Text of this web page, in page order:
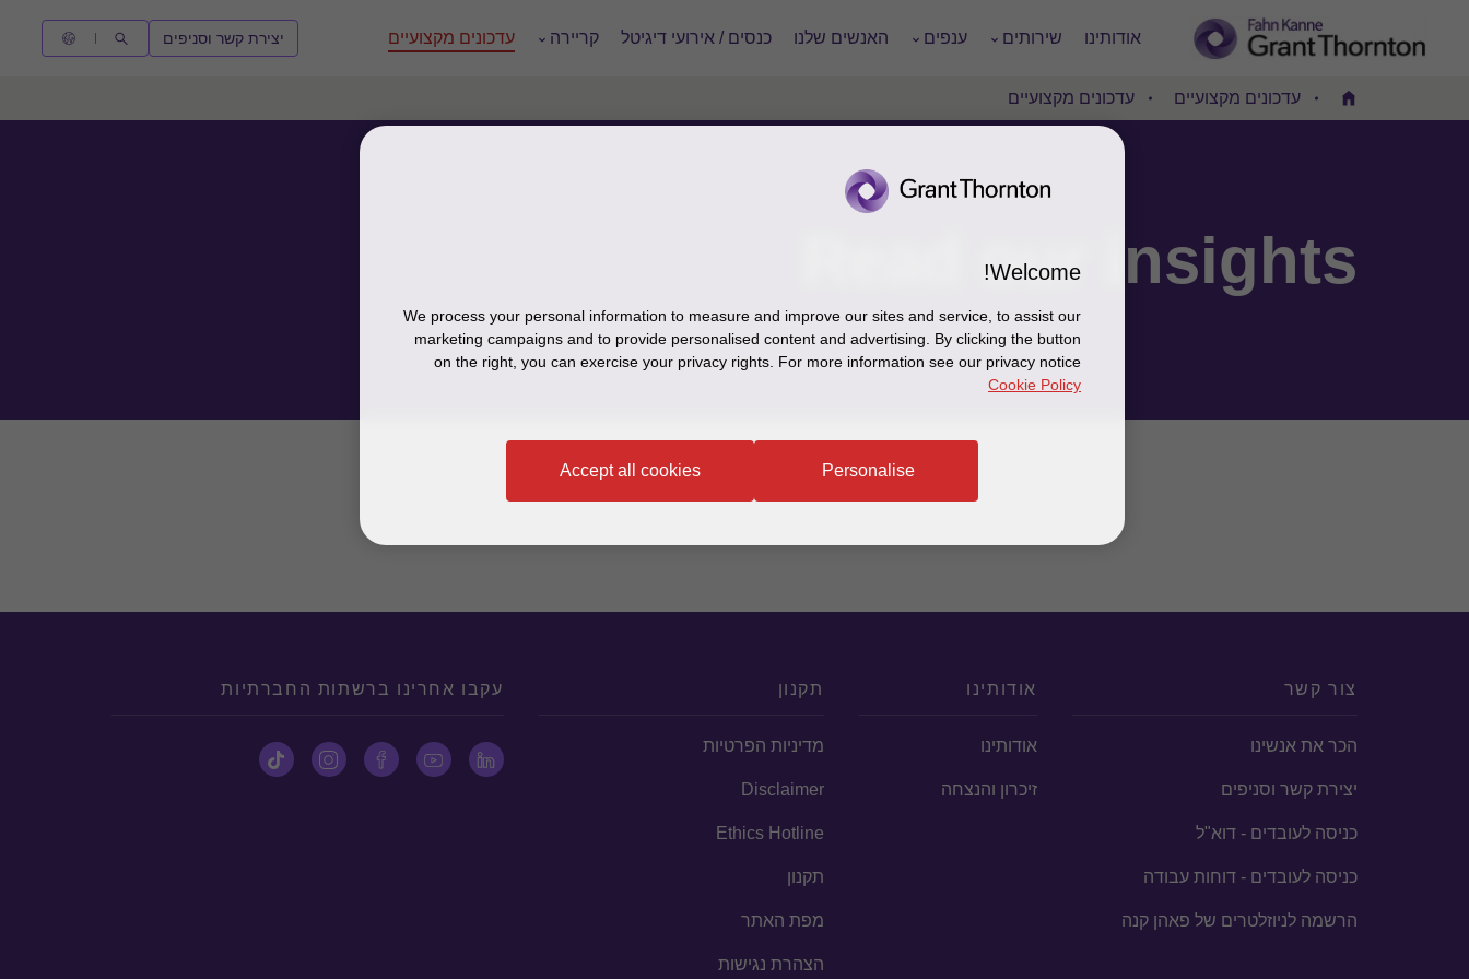
אודותינו שירותים ענפים האנשים שלנו כנסים / אירועי דיגיטל קריירה עדכונים מקצועיים יצירת קשר וסניפים
Home
עדכונים מקצועיים עדכונים מקצועיים
Read our insights
צור קשר
הכר את אנשינו
יצירת קשר וסניפים
כניסה לעובדים - דוא"ל
כניסה לעובדים - דוחות עבודה
הרשמה לניוזלטרים של פאהן קנה
אודותינו
אודותינו
זיכרון והנצחה
תקנון
מדיניות הפרטיות
Disclaimer
Ethics Hotline
תקנון
מפת האתר
הצהרת נגישות
עקבו אחרינו ברשתות החברתיות
Welcome!
We process your personal information to measure and improve our sites and service, to assist our
marketing campaigns and to provide personalised content and advertising. By clicking the button
on the right, you can exercise your privacy rights. For more information see our privacy notice
Cookie Policy
Accept all cookies Personalise